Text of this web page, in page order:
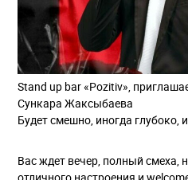
Stand up bаr «Pozitiv»,
Сункара Жаксыбаева
Будет смешно, иногда глубоко,
Вас ждет вечер, полный смеха,